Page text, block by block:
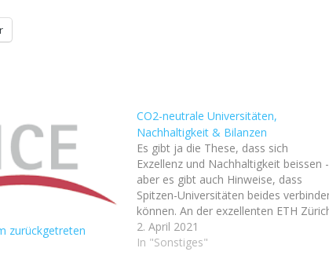
zurückgetreten
CO2-neutrale Universitäten,
Nachhaltigkeit & Bilanzen
Es gibt ja die These, dass sich
Exzellenz und Nachhaltigkeit beissen -
aber es gibt auch Hinweise, dass
Spitzen-Universitäten beides
können. An der exzellenten ETH
wird das Thema Nachhaltigkeit z.B.
ganz aktiv propagiert. Aber gibt es
2. April 2021
In "Sonstiges"